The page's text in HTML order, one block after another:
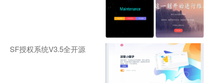
SF授权系统V3.5全开源